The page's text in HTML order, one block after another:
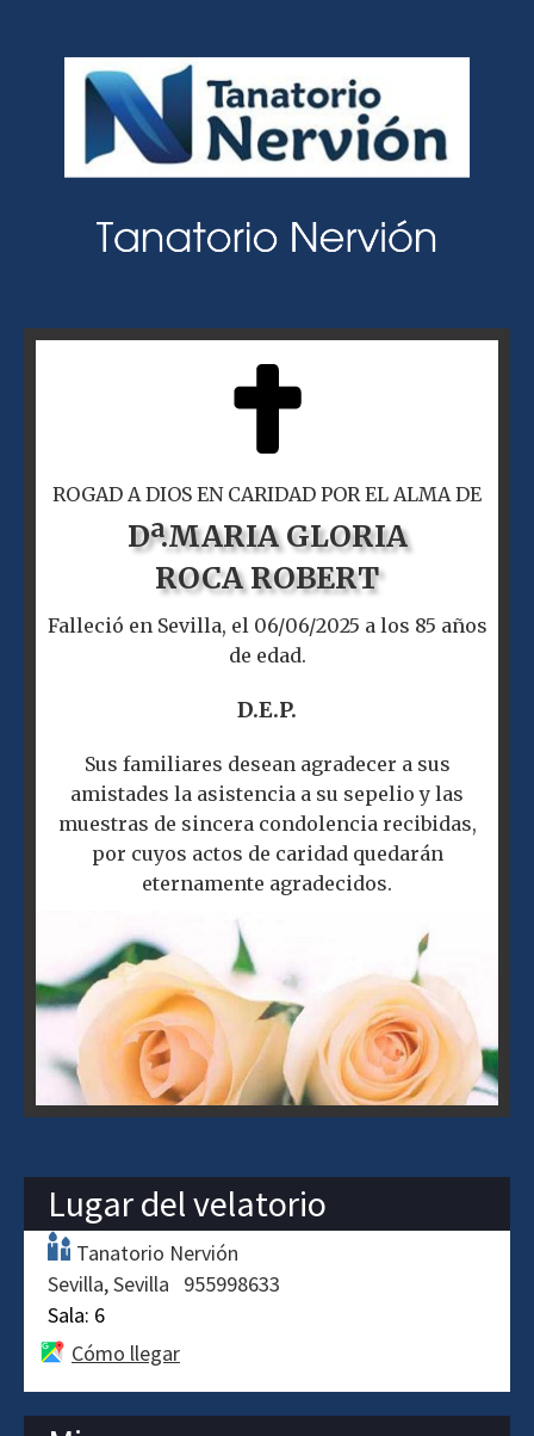
ROGAD A DIOS EN CARIDAD POR EL ALMA DE
Dª.MARIA GLORIA
ROCA ROBERT
Falleció en Sevilla, el 06/06/2025 a los 85 años
de edad.
D.E.P.
Sus familiares desean agradecer a sus
amistades la asistencia a su sepelio y las
muestras de sincera condolencia recibidas,
por cuyos actos de caridad quedarán
eternamente agradecidos.
Lugar del velatorio
Tanatorio Nervión
Sevilla Sevilla
955998633
Sala: 6
Cómo llegar